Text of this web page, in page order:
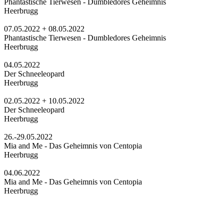
Heerbrugg
07.05.2022 + 08.05.2022
Phantastische Tierwesen - Dumbledores Geheimnis
Heerbrugg
04.05.2022
Der Schneeleopard
Heerbrugg
02.05.2022 + 10.05.2022
Der Schneeleopard
Heerbrugg
26.-29.05.2022
Mia and Me - Das Geheimnis von Centopia
Heerbrugg
04.06.2022
Mia and Me - Das Geheimnis von Centopia
Heerbrugg